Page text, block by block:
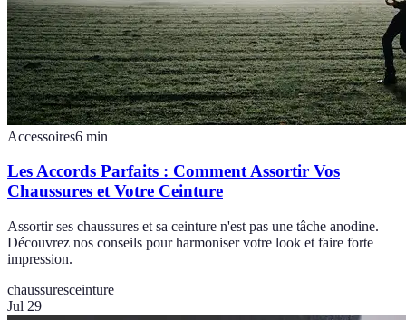
Accessoires6 min
Les Accords Parfaits : Comment Assortir Vos
Chaussures et Votre Ceinture
Assortir ses chaussures et sa ceinture n'est pas une tâche anodine.
Découvrez nos conseils pour harmoniser votre look et faire forte
impression.
chaussuresceinture
Jul 29